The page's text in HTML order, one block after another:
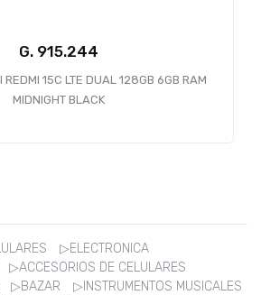
G.
REDMI 15C LTE DUAL 128GB 6GB RAM
MIDNIGHT BLACK
▷ELECTRONICA
▷ACCESORIOS DE CELULARES
▷BAZAR
▷INSTRUMENTOS MUSICALES